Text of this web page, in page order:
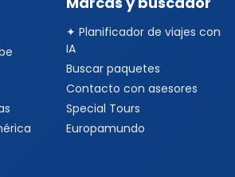
✦ Planificador de viajes con
IA
Buscar paquetes
Contacto con asesores
Special Tours
Europamundo